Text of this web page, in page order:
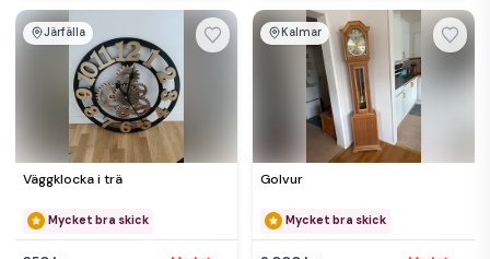
Järfälla
Väggklocka i trä
Mycket bra skick
Kalmar
Golvur
Mycket bra skick